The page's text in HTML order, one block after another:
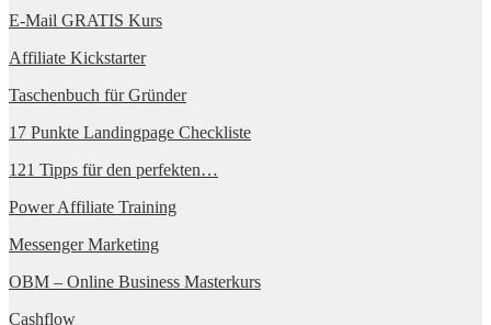
E-Mail GRATIS Kurs
Affiliate Kickstarter
Taschenbuch für Gründer
17 Punkte Landingpage Checkliste
121 Tipps für den perfekten…
Power Affiliate Training
Messenger Marketing
OBM – Online Business Masterkurs
Cashflow